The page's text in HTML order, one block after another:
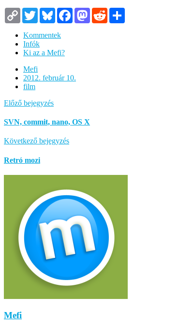
Copy
Link
TwitterBlueskyFacebookMastodon
Reddit
Kommentek
Infók
Ki az a Mefi?
Mefi
2012. február 10.
film
Előző bejegyzés
SVN, commit, nano, OS X
Következő bejegyzés
Retró mozi
Mefi